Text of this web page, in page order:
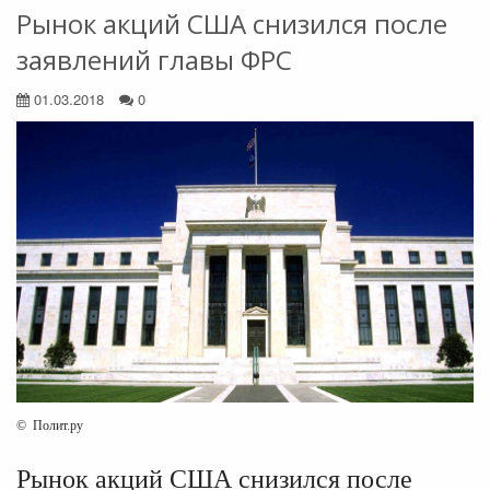
Рынок акций США снизился после
заявлений главы ФРС
01.03.2018 0
© Полит.ру
Рынок акций США снизился после